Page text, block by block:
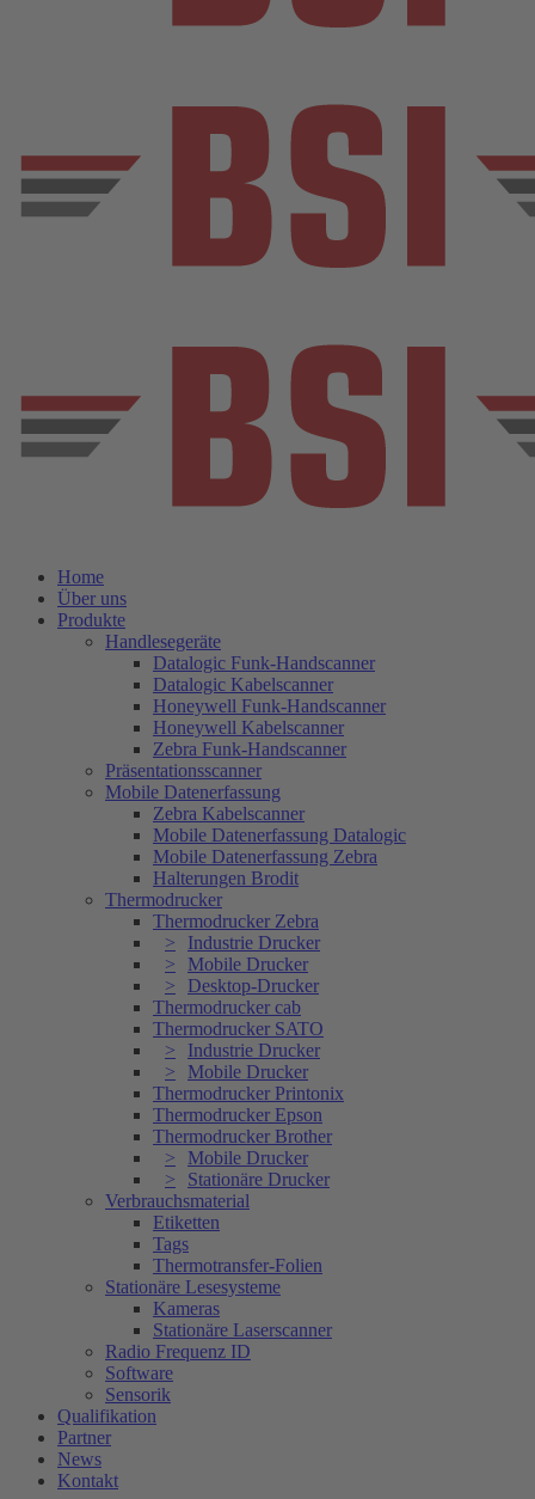
Home
Über uns
Produkte
Handlesegeräte
Datalogic Funk-Handscanner
Datalogic Kabelscanner
Honeywell Funk-Handscanner
Honeywell Kabelscanner
Zebra Funk-Handscanner
Präsentationsscanner
Mobile Datenerfassung
Zebra Kabelscanner
Mobile Datenerfassung Datalogic
Mobile Datenerfassung Zebra
Halterungen Brodit
Thermodrucker
Thermodrucker Zebra
Industrie Drucker
Mobile Drucker
Desktop-Drucker
Thermodrucker cab
Thermodrucker SATO
Industrie Drucker
Mobile Drucker
Thermodrucker Printonix
Thermodrucker Epson
Thermodrucker Brother
Mobile Drucker
Stationäre Drucker
Verbrauchsmaterial
Etiketten
Tags
Thermotransfer-Folien
Stationäre Lesesysteme
Kameras
Stationäre Laserscanner
Radio Frequenz ID
Software
Sensorik
Qualifikation
Partner
News
Kontakt